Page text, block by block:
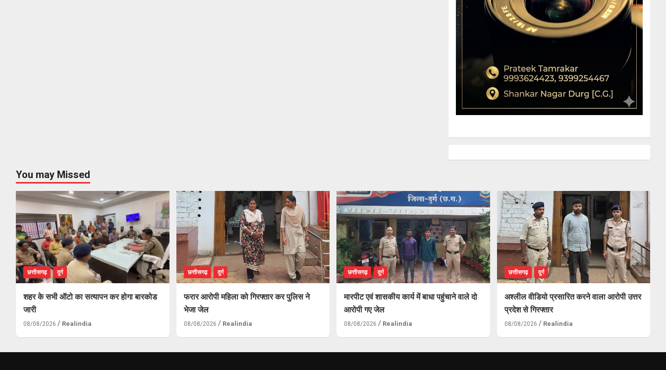
You may Missed
छत्तीसगढ़ दुर्ग
शहर के सभी ऑटो का सत्यापन कर होगा बारकोड
जारी
08/08/2026 Realindia
छत्तीसगढ़ दुर्ग
फरार आरोपी महिला को गिरफ्तार कर पुलिस ने
भेजा जेल
08/08/2026 Realindia
छत्तीसगढ़ दुर्ग
मारपीट एवं शासकीय कार्य में बाधा पहुंचाने वाले दो
आरोपी गए जेल
08/08/2026 Realindia
छत्तीसगढ़ दुर्ग
अश्लील वीडियो प्रसारित करने वाला आरोपी उत्तर
प्रदेश से गिरफ्तार
08/08/2026 Realindia